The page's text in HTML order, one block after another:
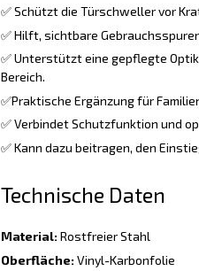
✅ Schützt die Türschweller vor
✅ Hilft, sichtbare
✅ Unterstützt eine gepflegte
Bereich.
✅Praktische Ergänzung für
✅ Verbindet Schutzfunktion und
✅ Kann dazu beitragen, den
Technische Daten
Material:Rostfreier Stahl
Oberfläche:Vinyl-Karbonfolie